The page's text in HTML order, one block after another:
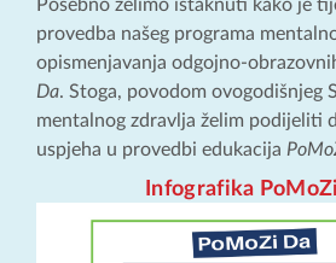
Posebno želimo istaknuti kako je
provedba našeg programa
opismenjavanja odgojno-
Da. Stoga, povodom ovogodišnjeg
mentalnog zdravlja želim podijeliti
uspjeha u provedbi edukacija
Infografika